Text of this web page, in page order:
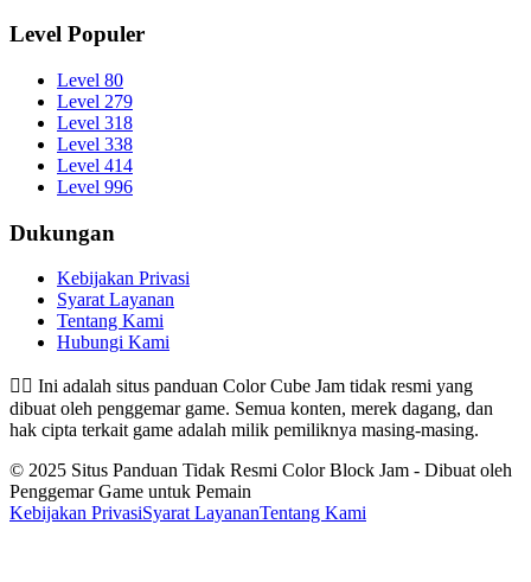
Level Populer
Level 80
Level 279
Level 318
Level 338
Level 414
Level 996
Dukungan
Kebijakan Privasi
Syarat Layanan
Tentang Kami
Hubungi Kami
👉🏻 Ini adalah situs panduan Color Cube Jam tidak resmi yang
dibuat oleh penggemar game. Semua konten, merek dagang, dan
hak cipta terkait game adalah milik pemiliknya masing-masing.
© 2025 Situs Panduan Tidak Resmi Color Block Jam - Dibuat oleh
Penggemar Game untuk Pemain
Kebijakan PrivasiSyarat LayananTentang Kami